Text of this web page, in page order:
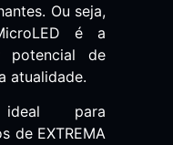
Ou seja,
é a
potencial de
atualidade.
para
de EXTREMA